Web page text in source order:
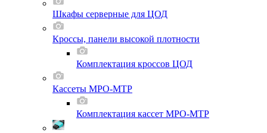
Шкафы серверные для ЦОД
Кроссы, панели высокой плотности
Комплектация кроссов ЦОД
Кассеты MPO-MTP
Комплектация кассет MPO-MTP